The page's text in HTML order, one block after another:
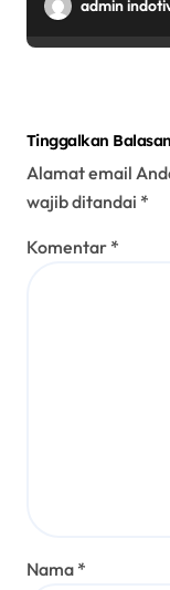
admin
Tinggalkan Balasan
Alamat email
wajib ditandai *
Komentar *
Nama *